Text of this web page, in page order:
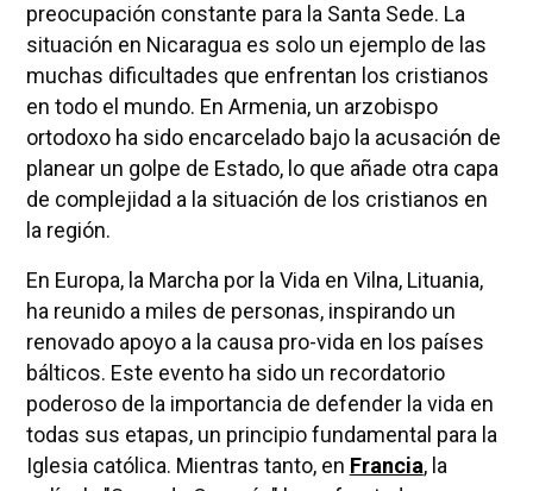
preocupación constante para la Santa Sede. La
situación en Nicaragua es solo un ejemplo de las
muchas dificultades que enfrentan los cristianos
en todo el mundo. En Armenia, un arzobispo
ortodoxo ha sido encarcelado bajo la acusación de
planear un golpe de Estado, lo que añade otra capa
de complejidad a la situación de los cristianos en
la región.
En Europa, la Marcha por la Vida en Vilna, Lituania,
ha reunido a miles de personas, inspirando un
renovado apoyo a la causa pro-vida en los países
bálticos. Este evento ha sido un recordatorio
poderoso de la importancia de defender la vida en
todas sus etapas, un principio fundamental para la
Iglesia católica. Mientras tanto, en Francia, la